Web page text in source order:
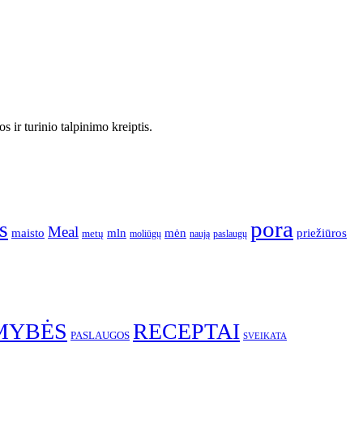
ir turinio talpinimo kreiptis.
maisto Meal metų mln moliūgų mėn naują paslaugų pora priežiūros
PASLAUGOS RECEPTAI SVEIKATA